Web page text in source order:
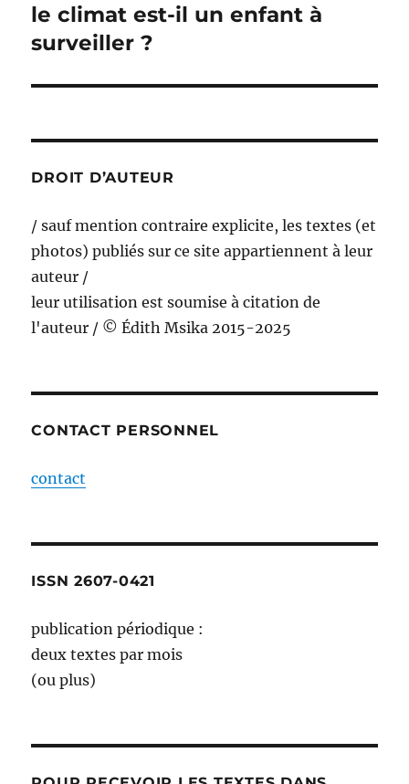
Publication
suivante :
le climat est-il un enfant à
surveiller ?
DROIT D’AUTEUR
/ sauf mention contraire explicite, les textes (et
photos) publiés sur ce site appartiennent à leur
auteur /
leur utilisation est soumise à citation de
l'auteur / © Édith Msika 2015-2025
CONTACT PERSONNEL
contact
ISSN 2607-0421
publication périodique :
deux textes par mois
(ou plus)